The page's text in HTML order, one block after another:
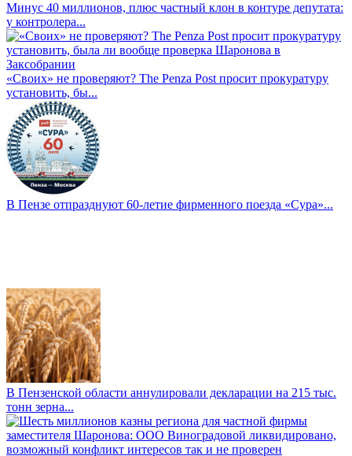
Минус 40 миллионов, плюс частный клон в контуре депутата:
у контролера...
«Своих» не проверяют? The Penza Post просит прокуратуру
установить, бы...
В Пензе отпразднуют 60-летие фирменного поезда «Сура»...
В Пензенской области аннулировали декларации на 215 тыс.
тонн зерна...